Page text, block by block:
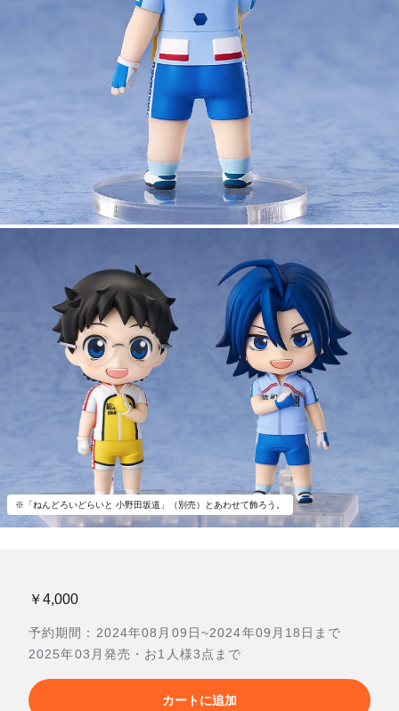
※「ねんどろいどらいと 小野田坂道」（別売）とあわせて飾ろう。
￥4,000
予約期間：2024年08月09日~2024年09月18日まで
2025年03月発売・お1人様3点まで
カートに追加